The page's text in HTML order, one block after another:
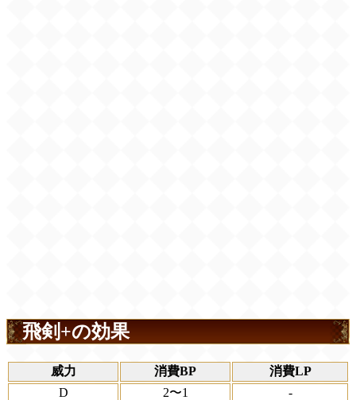
飛剣+の効果
威力 消費BP
消費LP
D
2〜1
-